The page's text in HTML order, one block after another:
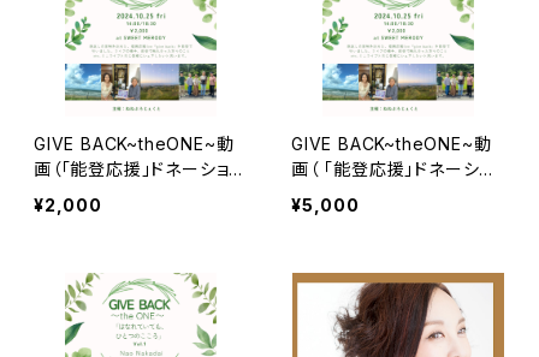
GIVE BACK~theONE~動
画（「能登応援」ドネーション
付き）
¥2,000
GIVE BACK~theONE~動
画（ 「能登応援」ドネーショ
ン付き）
¥5,000